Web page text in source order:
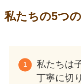
私たちの5つ
私たちは
丁寧に切